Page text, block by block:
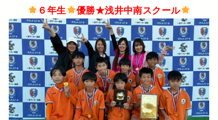
６年生 優勝★浅井中南スクール